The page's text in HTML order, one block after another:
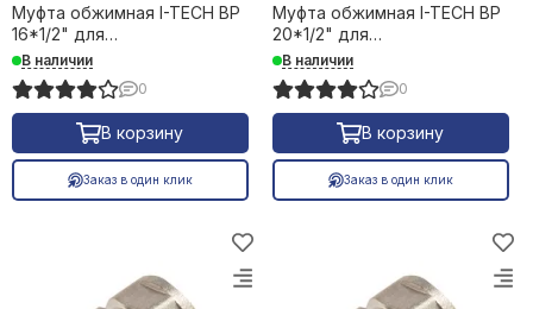
Муфта обжимная I-TECH ВР
16*1/2" для
металлопластиковых труб
16641
В наличии
0
В корзину
Заказ в один клик
Муфта обжимная I-TECH ВР
20*1/2" для
металлопластиковых труб
16642
В наличии
0
В корзину
Заказ в один клик